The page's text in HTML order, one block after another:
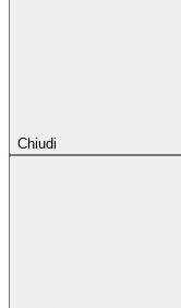
Chiudi